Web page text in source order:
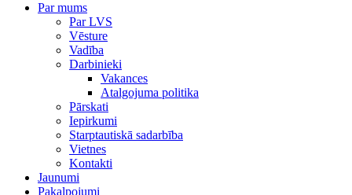
Par mums
Par LVS
Vēsture
Vadība
Darbinieki
Vakances
Atalgojuma politika
Pārskati
Iepirkumi
Starptautiskā sadarbība
Vietnes
Kontakti
Jaunumi
Pakalpojumi